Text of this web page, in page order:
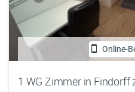
Online-
1 WG Zimmer in Findorff